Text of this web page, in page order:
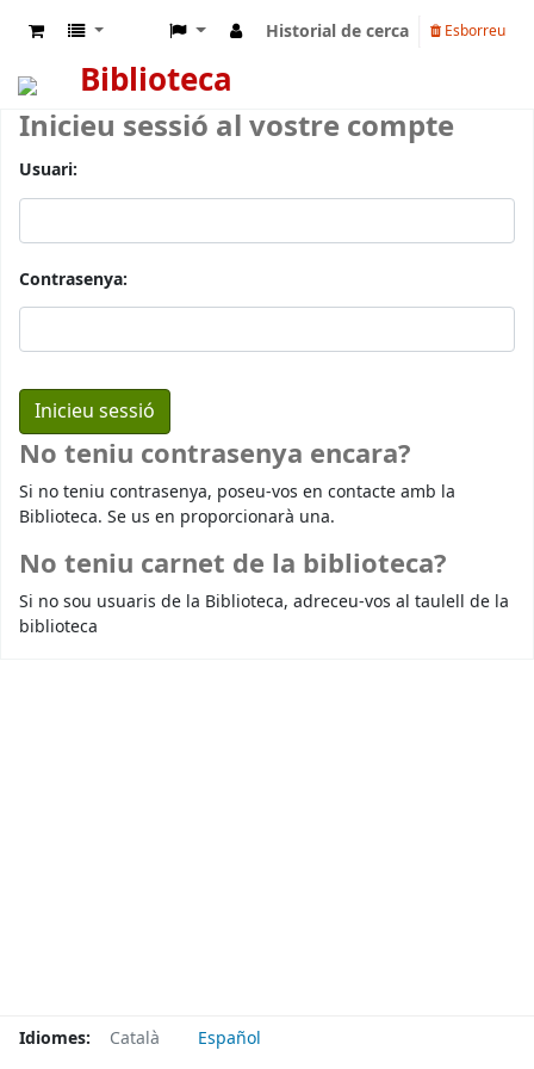
Historial de cerca Esborreu
Biblioteca
Inicieu sessió al vostre compte
Usuari:
Contrasenya:
No teniu contrasenya encara?
Si no teniu contrasenya, poseu-vos en contacte amb la
Biblioteca. Se us en proporcionarà una.
No teniu carnet de la biblioteca?
Si no sou usuaris de la Biblioteca, adreceu-vos al taulell de la
biblioteca
Idiomes: Català Español